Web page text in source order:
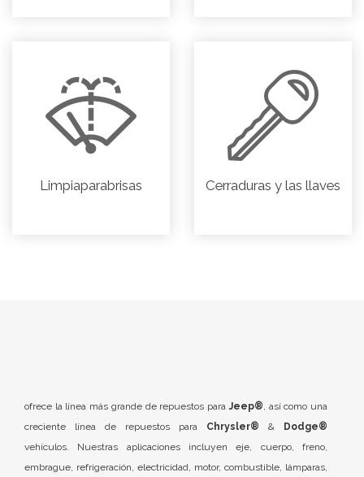
Limpiaparabrisas Cerraduras y las llaves
ofrece la línea más grande de repuestos paraJeep®, así como una
creciente línea de repuestos para Chrysler® &
Dodge®
vehículos. Nuestras aplicaciones incluyen eje, cuerpo, freno,
embrague, refrigeración, electricidad, motor, combustible, lámparas,